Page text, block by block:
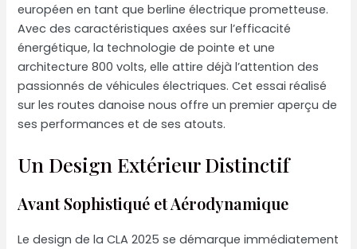
européen en tant que berline électrique prometteuse.
Avec des caractéristiques axées sur l’efficacité
énergétique, la technologie de pointe et une
architecture 800 volts, elle attire déjà l’attention des
passionnés de véhicules électriques. Cet essai réalisé
sur les routes danoise nous offre un premier aperçu de
ses performances et de ses atouts.
Un Design Extérieur Distinctif
Avant Sophistiqué et Aérodynamique
Le design de la CLA 2025 se démarque immédiatement